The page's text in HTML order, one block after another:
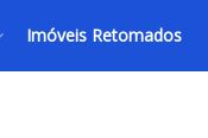
Imóveis Retomados